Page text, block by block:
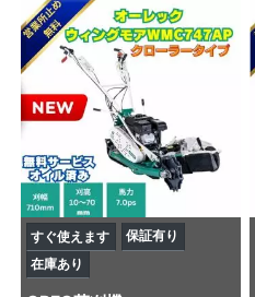
すぐ使えます
保証有り
在庫あり